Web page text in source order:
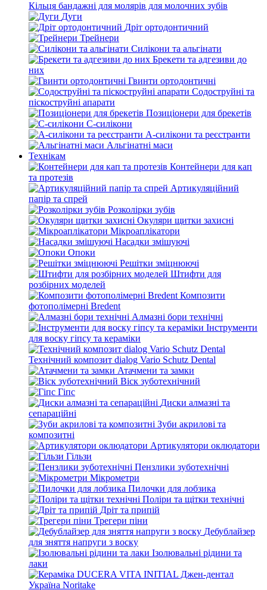
Кільця бандажні для молярів для молочних зубів
Дуги
Дріт ортодонтичний
Трейнери
Силікони та альгінати
Брекети та адгезиви до
них
Гвинти ортодонтичні
Содоструйні та
піскоструйні апарати
Позиціонери для брекетів
С-силікони
А-силікони та реєстранти
Альгінатні маси
Технікам
Контейнери для кап
та протезів
Артикуляційний
папір та спрей
Розколірки зубів
Окуляри щитки захисні
Мікроаплікатори
Насадки змішуючі
Опоки
Решітки зміцнюючі
Штифти для
розбірних моделей
Композити
фотополімерні Bredent
Алмазні бори технічні
Інструменти
для воску гіпсу та кераміки
Технічний композит dialog Vario Schutz Dental
Атачмени та замки
Віск зуботехнічний
Гіпс
Диски алмазні та
сепараційні
Зуби акрилові та
композитні
Артикулятори оклюдатори
Гільзи
Пензлики зуботехнічні
Мікрометри
Пилочки для лобзика
Поліри та щітки технічні
Дріт та припій
Трегери піни
Дебублайзер
для зняття напруги з воску
Ізолювальні рідини та
лаки